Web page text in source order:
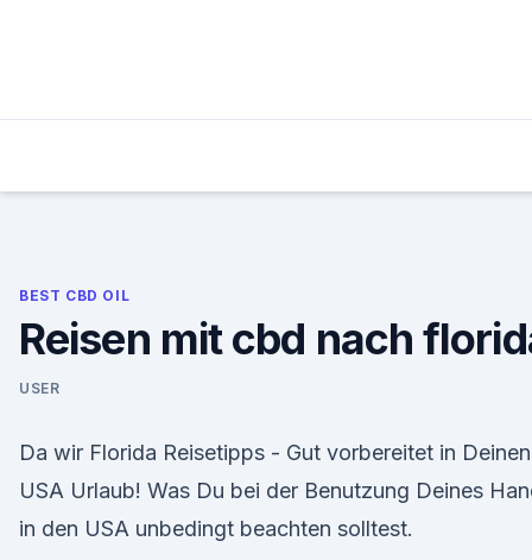
BEST CBD OIL
Reisen mit cbd nach
USER
Da wir Florida Reisetipps - Gut vorbereitet in Deinen
USA Urlaub! Was Du bei der Benutzung Deines
in den USA unbedingt beachten solltest.